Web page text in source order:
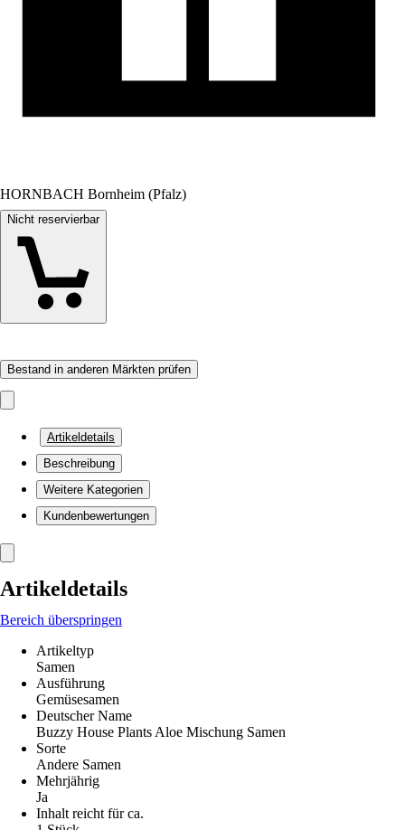
HORNBACH Bornheim (Pfalz)
Nicht reservierbar
Bestand in anderen Märkten prüfen
Artikeldetails
Beschreibung
Weitere Kategorien
Kundenbewertungen
Artikeldetails
Bereich überspringen
Artikeltyp
Samen
Ausführung
Gemüsesamen
Deutscher Name
Buzzy House Plants Aloe Mischung Samen
Sorte
Andere Samen
Mehrjährig
Ja
Inhalt reicht für ca.